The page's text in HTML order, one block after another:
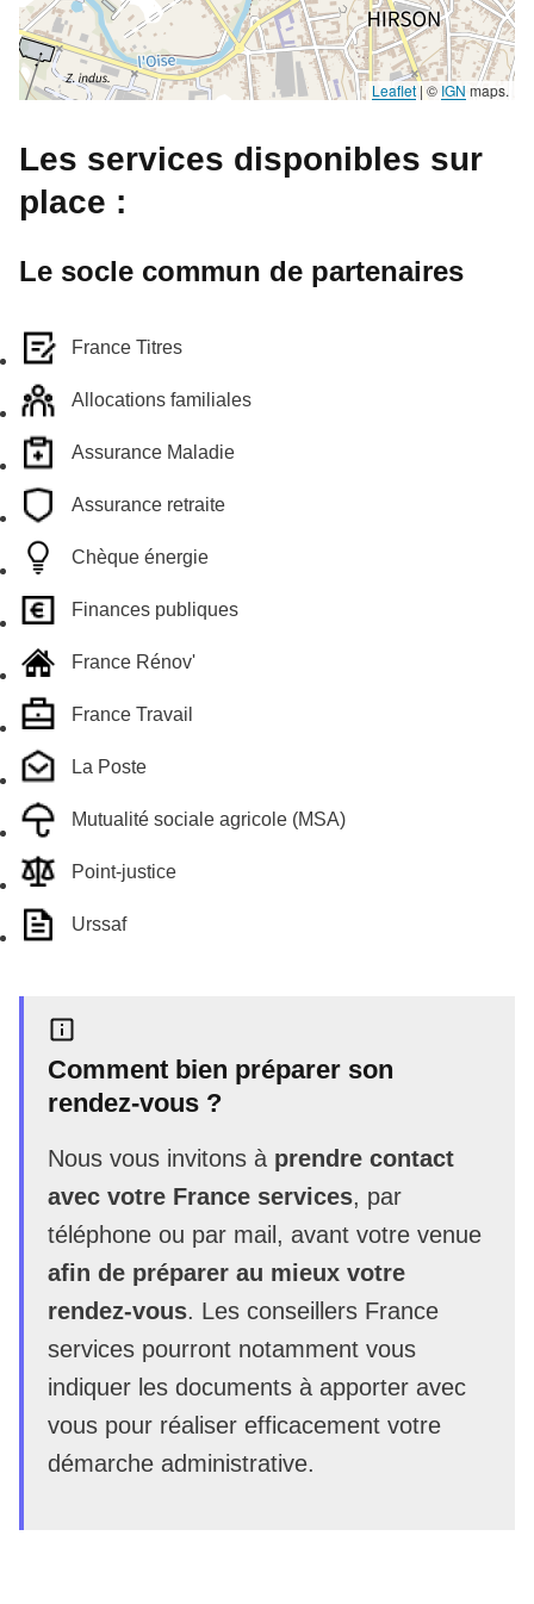
Leaflet | © IGN maps.
Les services disponibles sur
place :
Le socle commun de partenaires
France Titres
Allocations familiales
Assurance Maladie
Assurance retraite
Chèque énergie
Finances publiques
France Rénov'
France Travail
La Poste
Mutualité sociale agricole (MSA)
Point-justice
Urssaf
Comment bien préparer son
rendez-vous ?
Nous vous invitons à prendre contact
avec votre France services, par
téléphone ou par mail, avant votre venue
afin de préparer au mieux votre
rendez-vous. Les conseillers France
services pourront notamment vous
indiquer les documents à apporter avec
vous pour réaliser efficacement votre
démarche administrative.